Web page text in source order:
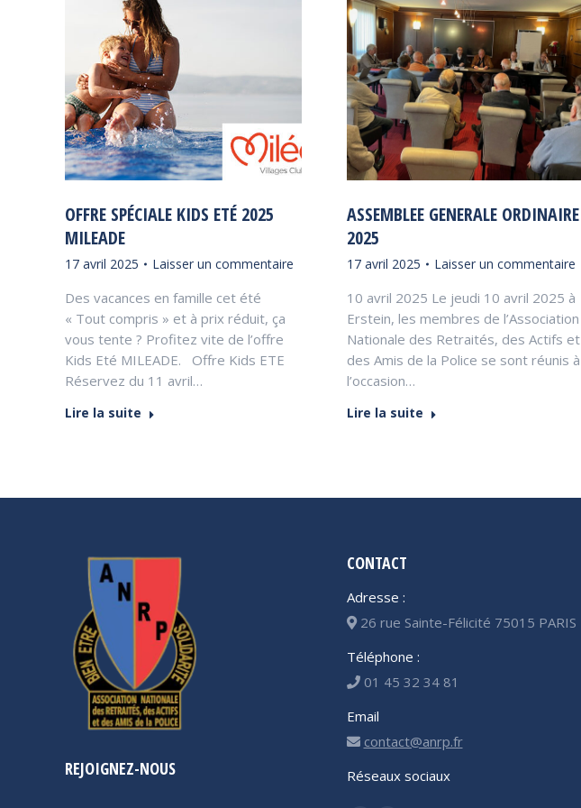
OFFRE SPÉCIALE KIDS ETÉ 2025
MILEADE
17 avril 2025 Laisser un commentaire
Des vacances en famille cet été
« Tout compris » et à prix réduit, ça
vous tente ? Profitez vite de l’offre
Kids Eté MILEADE. Offre Kids ETE
Réservez du 11 avril…
Lire la suite
ASSEMBLEE GENERALE ORDINAIRE
2025
17 avril 2025 Laisser un commentaire
10 avril 2025 Le jeudi 10 avril 2025 à
Erstein, les membres de l’Association
Nationale des Retraités, des Actifs et
des Amis de la Police se sont réunis à
l’occasion…
Lire la suite
REJOIGNEZ-NOUS
CONTACT
Adresse :
26 rue Sainte-Félicité 75015 PARIS
Téléphone :
01 45 32 34 81
Email
contact@anrp.fr
Réseaux sociaux